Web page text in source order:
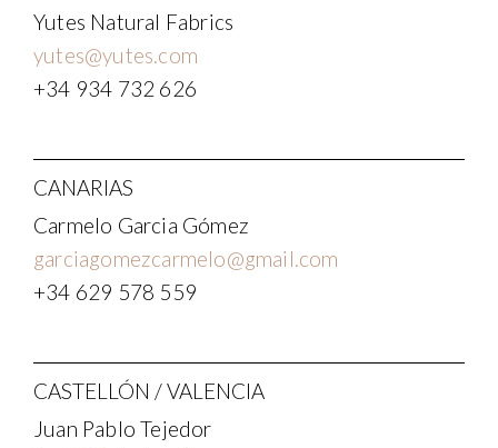
Yutes Natural Fabrics
yutes@yutes.com
+34 934 732 626
CANARIAS
Carmelo Garcia Gómez
garciagomezcarmelo@gmail.com
+34 629 578 559
CASTELLÓN / VALENCIA
Juan Pablo Tejedor